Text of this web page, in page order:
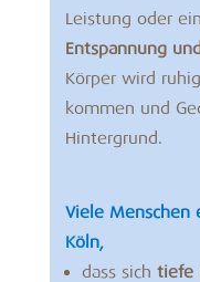
Leistung oder
Entspannung
Körper wird
kommen und
Hintergrund.
Viele Menschen
Köln,
dass sichtiefe